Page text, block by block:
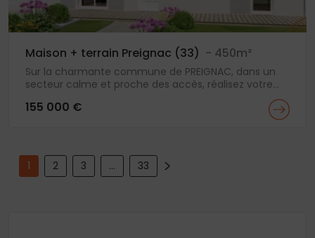
Maison + terrain Preignac (33) - 450m²
Sur la charmante commune de PREIGNAC, dans un
secteur calme et proche des accès, réalisez votre...
155 000 €
Pagination
1 2 3 … 33 >